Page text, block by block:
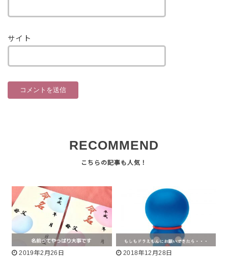
サイト
RECOMMEND
2019年2月26日
2018年12月28日